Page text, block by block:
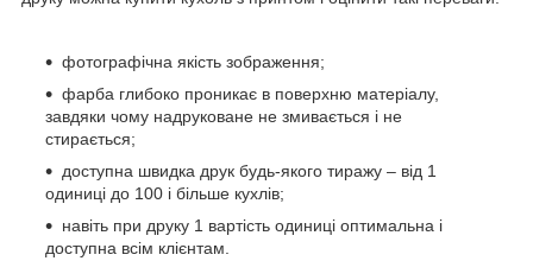
фотографічна якість зображення;
фарба глибоко проникає в поверхню матеріалу,
завдяки чому надруковане не змивається і не
стирається;
доступна швидка друк будь-якого тиражу – від 1
одиниці до 100 і більше кухлів;
навіть при друку 1 вартість одиниці оптимальна і
доступна всім клієнтам.